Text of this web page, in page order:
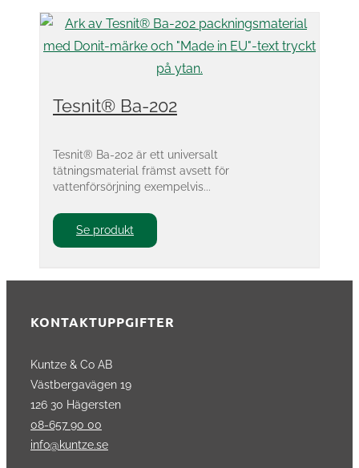
Tesnit® Ba-202
Tesnit® Ba-202 är ett universalt
tätningsmaterial främst avsett för
vattenförsörjning exempelvis...
Se produkt
KONTAKTUPPGIFTER
Kuntze & Co AB
Västbergavägen 19
126 30 Hägersten
08-657 90 00
info@kuntze.se